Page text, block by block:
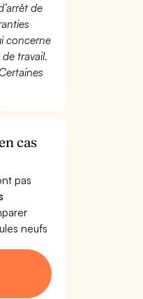
de
concerne
travail.
cas
pas
neufs